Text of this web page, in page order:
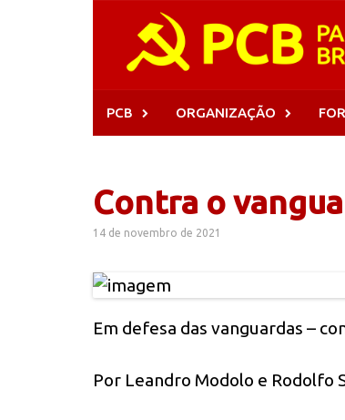
PCB ORGANIZAÇÃO
Contra o
14 de novembro de 2021
Em defesa das vanguardas –
Por Leandro Modolo e Rodolfo